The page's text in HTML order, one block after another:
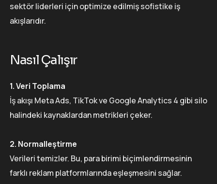
sektör liderleri için optimize edilmiş sofistike iş
akışlarıdır.
Nasıl Çalışır
1. Veri Toplama
İş akışı Meta Ads, TikTok ve Google Analytics 4 gibi silo
halindeki kaynaklardan metrikleri çeker.
2. Normalleştirme
Verileri temizler. Bu, para birimi biçimlendirmesinin
farklı reklam platformlarında eşleşmesini sağlar.